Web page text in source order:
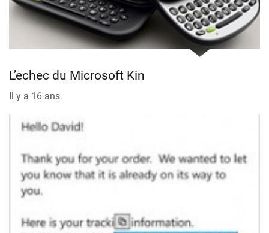
L’echec du Microsoft Kin
Il y a 16 ans